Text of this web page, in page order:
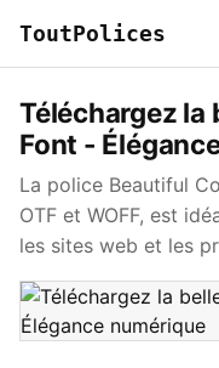
ToutPolices
Téléchargez la
Font -
La police Beautiful
OTF et WOFF, est
les sites web et les